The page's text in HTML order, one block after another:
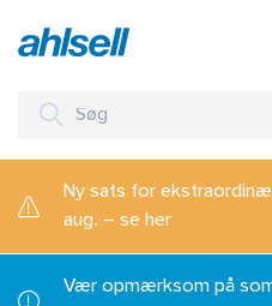
Ny sats for
aug. – se her
Vær opmærksom på